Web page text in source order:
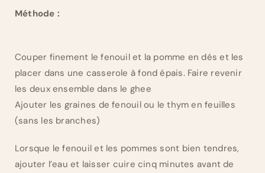
Méthode :
Couper finement le fenouil et la pomme en dés et les
placer dans une casserole à fond épais. Faire revenir
les deux ensemble dans le ghee
Ajouter les graines de fenouil ou le thym en feuilles
(sans les branches)
Lorsque le fenouil et les pommes sont bien tendres,
ajouter l’eau et laisser cuire cinq minutes avant de